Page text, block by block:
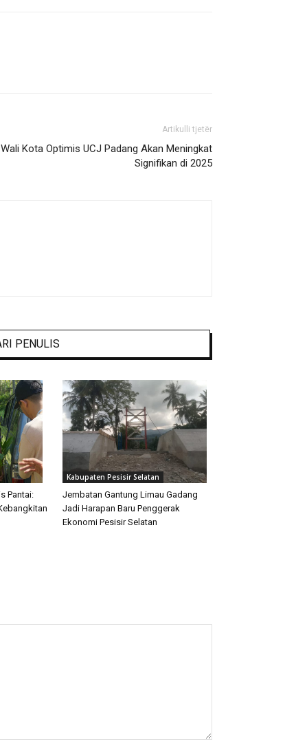
Artikulli tjetër
Kota Optimis UCJ Padang Akan Meningkat
Signifikan di 2025
PENULIS
Pantai:
Kabupaten Pesisir Selatan
Jembatan Gantung Limau Gadang
Jadi Harapan Baru Penggerak
Ekonomi Pesisir Selatan